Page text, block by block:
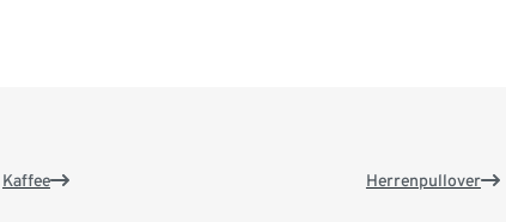
Kaffee Herrenpullover